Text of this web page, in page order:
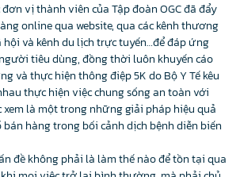
vị thành viên của Tập đoàn OGC đã đẩy
online qua website, qua các kênh thương
và kênh du lịch trực tuyến…để đáp ứng
tiêu dùng, đồng thời luôn khuyến cáo
và thực hiện thông điệp 5K do Bộ Y Tế kêu
thực hiện việc chung sống an toàn với
xem là một trong những giải pháp hiệu quả
bán hàng trong bối cảnh dịch bệnh diễn biến
đề không phải là làm thế nào để tồn tại qua